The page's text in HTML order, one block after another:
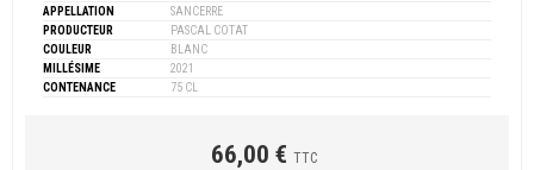
APPELLATION
SANCERRE
PRODUCTEUR
PASCAL COTAT
COULEUR
BLANC
MILLÉSIME
2021
CONTENANCE
75 CL
66,00 € TTC